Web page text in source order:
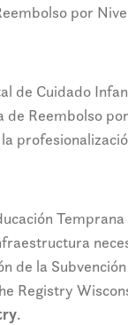
por
de Cuidado
Reembolso
de la
Registry
.